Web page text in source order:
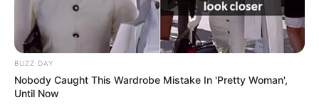
BUZZ DAY
Nobody Caught This Wardrobe Mistake In 'Pretty Woman',
Until Now